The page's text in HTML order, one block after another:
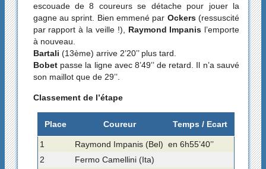
escouade de 8 coureurs se détache pour jouer la
gagne au sprint. Bien emmené par Ockers(ressuscité
par rapport à la veille !),
Raymond Impanis l’emporte
à nouveau.
Bartali (13ème) arrive 2’20’’ plus tard.
Bobetpasse la ligne avec 8’49’’ de retard. Il n’a sauvé
son maillot que de 29’’.
Classement de l’étape
Place Coureur Temps / Ecart
1 Raymond Impanis (Bel) en 6h55’40’’
2
Fermo Camellini (Ita)